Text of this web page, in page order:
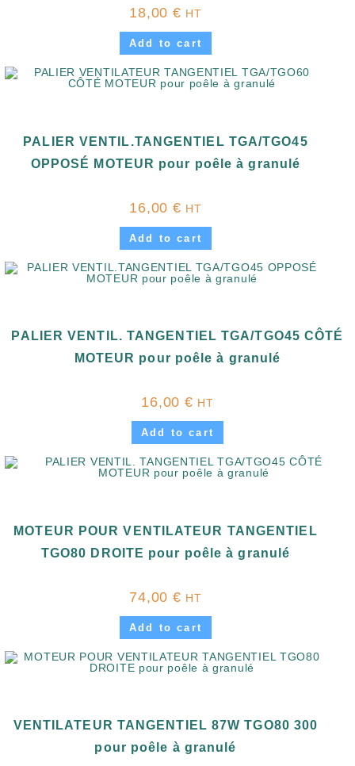
18,00 € HT
Add to cart
PALIER VENTIL.TANGENTIEL TGA/TGO45
OPPOSÉ MOTEUR pour poêle à granulé
16,00 € HT
Add to cart
PALIER VENTIL. TANGENTIEL TGA/TGO45 CÔTÉ
MOTEUR pour poêle à granulé
16,00 € HT
Add to cart
MOTEUR POUR VENTILATEUR TANGENTIEL
TGO80 DROITE pour poêle à granulé
74,00 € HT
Add to cart
VENTILATEUR TANGENTIEL 87W TGO80 300
pour poêle à granulé